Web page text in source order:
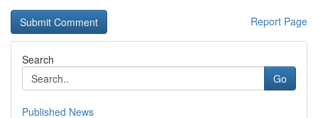
Report Page
Search
Go
Published News